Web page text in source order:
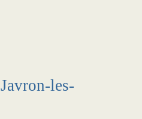
les-